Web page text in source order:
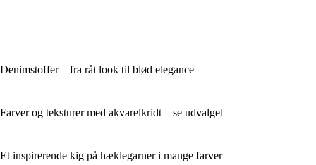
Denimstoffer – fra råt look til blød elegance
Farver og teksturer med akvarelkridt – se udvalget
Et inspirerende kig på hæklegarner i mange farver